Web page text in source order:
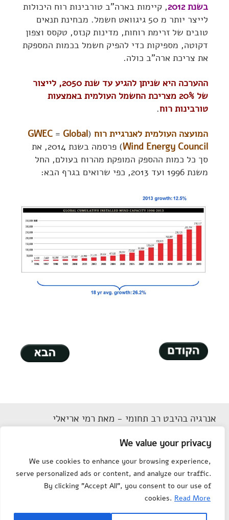
We value your privacy
We use cookies to enhance your browsing experience,
serve personalized ads or content, and analyze our traffic.
By clicking "Accept All", you consent to our use of
cookies. Read More
בשנת 2012
, קיימות בארה"ב טורבינות רוח היכולות
לייצר יותר מ 50 גיגוואט חשמל. מבחינת תנאים
טובים של זרימת רוחות, מדינות קנזס, טקסס וצפון
דקוטה, מספיקות כדי להפיק חשמל בכמות המספקת
את צריכת ארה"ב כולה.
ההערכה היא שניתן להגיע עד שנת 2050, לייצור
של 20% מצריכת החשמל העולמית באמצעות
טורבינות רוח.
המועצה העולמית לאנרגיית רוח (
GWEC = Global
Wind Energy Council
) פרסמה בשנת 2014, את
סך כל כמות ההספק המופקת מהרוח בעולם, החל
משנת 1996 ועד 2013, כפי שרואים בגרף הבא:
אנרגיה בהיבט רב תחומי - מאת רמי אריאלי
הצהרת נגישות
מפת אתר
צור קשר